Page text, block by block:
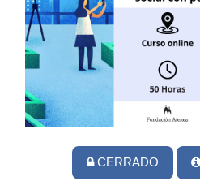
CERRADO